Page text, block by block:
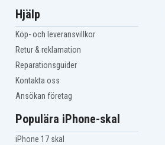
Hjälp
Köp- och leveransvillkor
Retur & reklamation
Reparationsguider
Kontakta oss
Ansökan företag
Populära iPhone-skal
iPhone 17 skal